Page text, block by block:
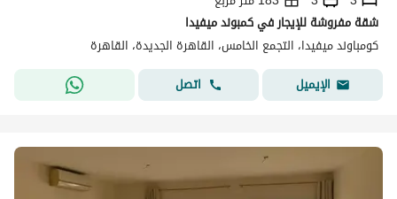
شقة مفروشة للإيجار في كمبوند ميفيدا
كومباوند ميفيدا، التجمع الخامس، القاهرة الجديدة، القاهرة
الإيميل
اتصل